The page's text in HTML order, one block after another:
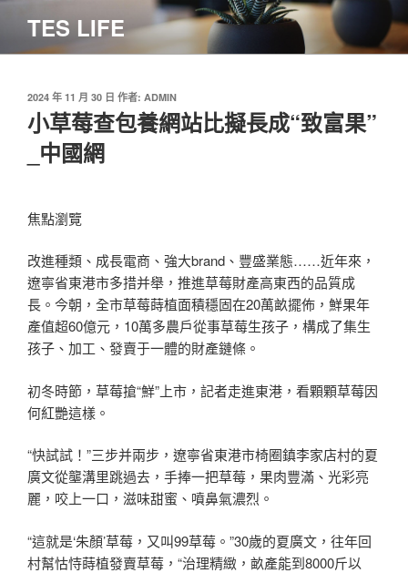
主
TES LIFE
發
於
2024 年 11 月 30 日 作者: ADMIN
小草莓查包養網站比擬長成“致富果”
_中國網
焦點瀏覽
改進種類、成長電商、強大brand、豐盛業態……近年來，
遼寧省東港市多措并舉，推進草莓財產高東西的品質成
長。今朝，全市草莓蒔植面積穩固在20萬畝擺佈，鮮果年
產值超60億元，10萬多農戶從事草莓生孩子，構成了集生
孩子、加工、發賣于一體的財產鏈條。
初冬時節，草莓搶“鮮”上市，記者走進東港，看顆顆草莓因
何紅艷這樣。
“快試試！”三步并兩步，遼寧省東港市椅圈鎮李家店村的夏
廣文從壟溝里跳過去，手捧一把草莓，果肉豐滿、光彩亮
麗，咬上一口，滋味甜蜜、噴鼻氣濃烈。
“這就是‘朱顏’草莓，又叫99草莓。”30歲的夏廣文，往年回
村幫怙恃蒔植發賣草莓，“治理精緻，畝產能到8000斤以